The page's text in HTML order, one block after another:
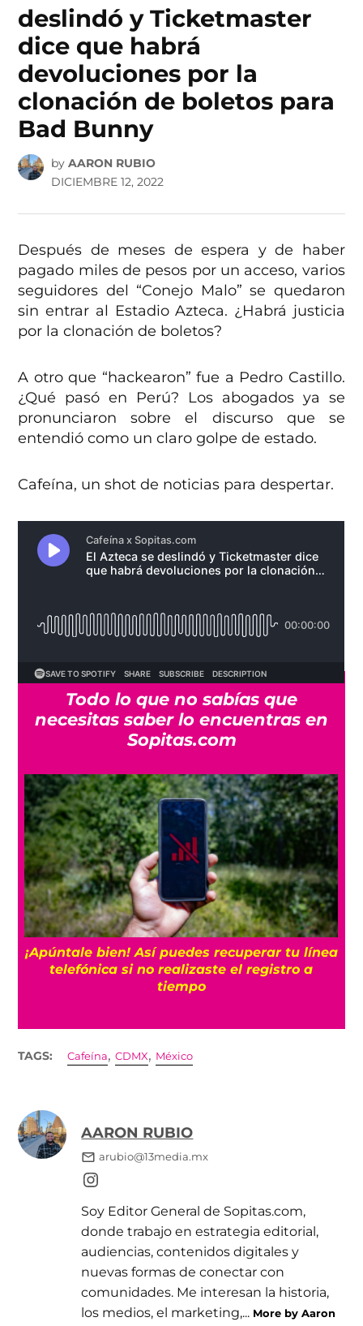
deslindó y Ticketmaster
dice que habrá
devoluciones por la
clonación de boletos para
Bad Bunny
by AARON RUBIO
DICIEMBRE 12, 2022
Después de meses de espera y de haber
pagado miles de pesos por un acceso, varios
seguidores del “Conejo Malo” se quedaron
sin entrar al Estadio Azteca. ¿Habrá justicia
por la clonación de boletos?
A otro que “hackearon” fue a Pedro Castillo.
¿Qué pasó en Perú? Los abogados ya se
pronunciaron sobre el discurso que se
entendió como un claro golpe de estado.
Cafeína, un shot de noticias para despertar.
Todo lo que no sabías que
necesitas saber lo encuentras en
Sopitas.com
¡Apúntale bien! Así puedes recuperar tu línea
telefónica si no realizaste el registro a
tiempo
TAGS: Cafeína,CDMX, México
AARON RUBIO
arubio@13media.mx
Soy Editor General de Sopitas.com,
donde trabajo en estrategia editorial,
audiencias, contenidos digitales y
nuevas formas de conectar con
comunidades. Me interesan la historia,
los medios, el marketing,... More by Aaron